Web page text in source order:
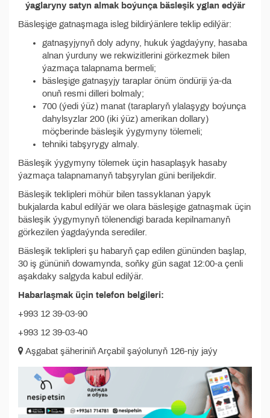
ýaglaryny satyn almak boýunça bäsleşik yglan edýär
Bäsleşige gatnaşmaga isleg bildirýänlere teklip edilýär:
gatnaşyjynyň doly adyny, hukuk ýagdaýyny, hasaba
alnan ýurduny we rekwizitlerini görkezmek bilen
ýazmaça talapnama bermeli;
bäsleşige gatnaşyjy taraplar önüm öndüriji ýa-da
onuň resmi dilleri bolmaly;
700 (ýedi ýüz) manat (taraplaryň ylalaşygy boýunça
dahylsyzlar 200 (iki ýüz) amerikan dollary)
möçberinde bäsleşik ýygymyny tölemeli;
tehniki tabşyrygy almaly.
Bäsleşik ýygymyny tölemek üçin hasaplaşyk hasaby
ýazmaça talapnamanyň tabşyrylan güni beriljekdir.
Bäsleşik teklipleri möhür bilen tassyklanan ýapyk
bukjalarda kabul edilýär we olara bäsleşige gatnaşmak üçin
bäsleşik ýygymynyň tölenendigi barada kepilnamanyň
görkezilen ýagdaýynda serediler.
Bäsleşik teklipleri şu habaryň çap edilen gününden başlap,
30 iş gününiň dowamynda, soňky gün sagat 12:00-a çenli
aşakdaky salgyda kabul edilýär.
Habarlaşmak üçin telefon belgileri:
+993 12 39-03-90
+993 12 39-03-40
Aşgabat şäheriniň Arçabil şaýolunyň 126-njy jaýy